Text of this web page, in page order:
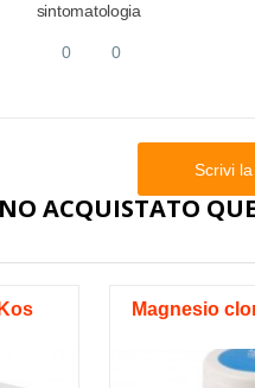
sintomatologia
0 0
Scrivi
ACQUISTATO
Magnesio